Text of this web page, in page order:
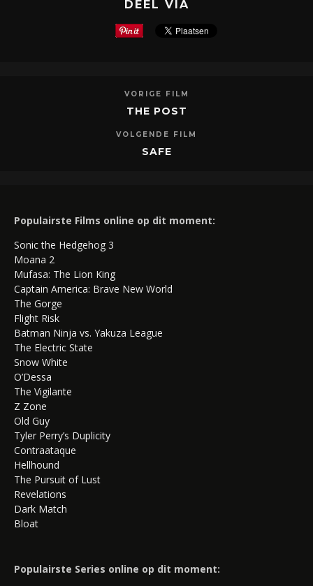
DEEL VIA
VORIGE FILM
THE POST
VOLGENDE FILM
SAFE
Populairste Films online op dit moment:
Sonic the Hedgehog 3
Moana 2
Mufasa: The Lion King
Captain America: Brave New World
The Gorge
Flight Risk
Batman Ninja vs. Yakuza League
The Electric State
Snow White
O’Dessa
The Vigilante
Z Zone
Old Guy
Tyler Perry’s Duplicity
Contraataque
Hellhound
The Pursuit of Lust
Revelations
Dark Match
Bloat
Populairste Series online op dit moment: